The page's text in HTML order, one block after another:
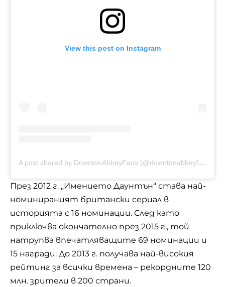
View this post on Instagram
A post shared by DowntonAbbeyFans (@downtonabbeyfanssp)
През 2012 г. „Имението Даунтън“ става най-
номинираният британски сериал в
историята с 16 номинации. След като
приключва окончателно през 2015 г., той
натрупва впечатляващите 69 номинации и
15 награди. До 2013 г. получава най-високия
рейтинг за всички времена – рекордните 120
млн. зрители в 200 страни.